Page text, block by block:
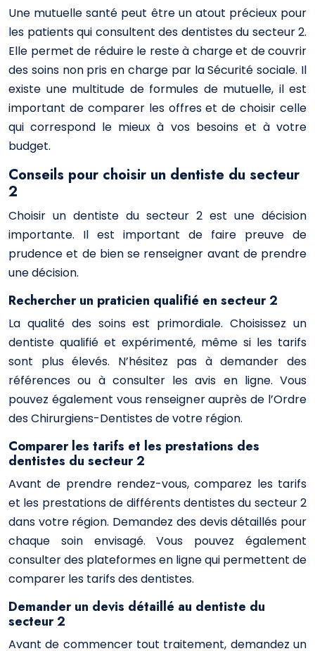
Une mutuelle santé peut être un atout précieux pour
les patients qui consultent des dentistes du secteur 2.
Elle permet de réduire le reste à charge et de couvrir
des soins non pris en charge par la Sécurité sociale. Il
existe une multitude de formules de mutuelle, il est
important de comparer les offres et de choisir celle
qui correspond le mieux à vos besoins et à votre
budget.
Conseils pour choisir un dentiste du secteur
2
Choisir un dentiste du secteur 2 est une décision
importante. Il est important de faire preuve de
prudence et de bien se renseigner avant de prendre
une décision.
Rechercher un praticien qualifié en secteur 2
La qualité des soins est primordiale. Choisissez un
dentiste qualifié et expérimenté, même si les tarifs
sont plus élevés. N’hésitez pas à demander des
références ou à consulter les avis en ligne. Vous
pouvez également vous renseigner auprès de l’Ordre
des Chirurgiens-Dentistes de votre région.
Comparer les tarifs et les prestations des
dentistes du secteur 2
Avant de prendre rendez-vous, comparez les tarifs
et les prestations de différents dentistes du secteur 2
dans votre région. Demandez des devis détaillés pour
chaque soin envisagé. Vous pouvez également
consulter des plateformes en ligne qui permettent de
comparer les tarifs des dentistes.
Demander un devis détaillé au dentiste du
secteur 2
Avant de commencer tout traitement, demandez un